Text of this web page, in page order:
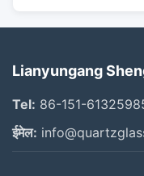
Lianyungang
Tel: 86-151-
ईमेल: